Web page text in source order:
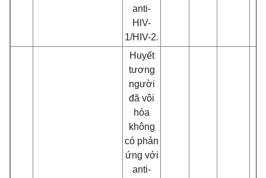
anti-
HlV-
1/HIV-2.
Huyết
tương
người
đã vôi
hóa
không
có phản
ứng với
anti-